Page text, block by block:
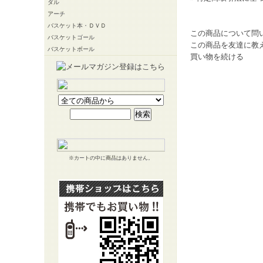
ダル
アーチ
バスケット本・ＤＶＤ
バスケットゴール
バスケットボール
※カートの中に商品はありません。
この商品について問
この商品を友達に教
買い物を続ける